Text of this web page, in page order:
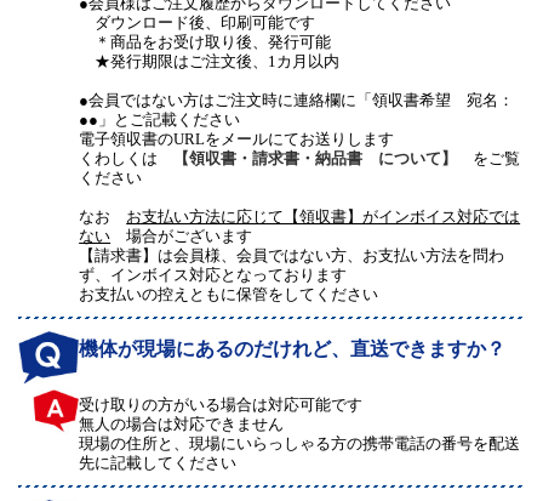
ダウンロード後、印刷可能です
＊商品をお受け取り後、発行可能
★発行期限はご注文後、1カ月以内
●会員ではない方はご注文時に連絡欄に「領収書希望 宛名：
●●」とご記載ください
電子領収書のURLをメールにてお送りします
くわしくは
【領収書・請求書・納品書 について】
をご覧
ください
なお お支払い方法に応じて【領収書】がインボイス対応では
ない 場合がございます
【請求書】は会員様、会員ではない方、お支払い方法を問わ
ず、インボイス対応となっております
お支払いの控えともに保管をしてください
機体が現場にあるのだけれど、直送できますか？
受け取りの方がいる場合は対応可能です
無人の場合は対応できません
現場の住所と、現場にいらっしゃる方の携帯電話の番号を配送
先に記載してください